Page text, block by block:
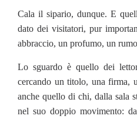
Cala il sipario, dunque. E
dato dei visitatori, pur
abbraccio, un profumo, un
Lo sguardo è quello dei
cercando un titolo, una firma,
anche quello di chi, dalla sala
nel suo doppio movimento: